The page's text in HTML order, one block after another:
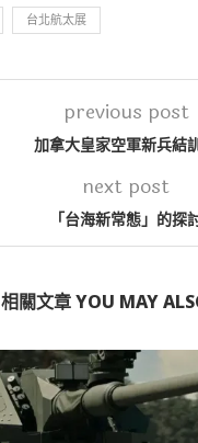
台北航太展
previous post
加拿大皇家空軍新兵結
next post
「台海新常態」的探
相關文章 YOU MAY